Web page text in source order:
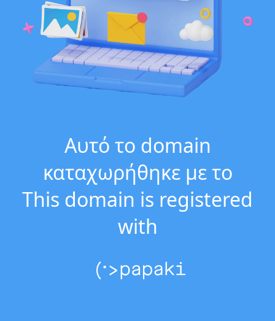
Αυτό το domain
καταχωρήθηκε με το
This domain is registered
with